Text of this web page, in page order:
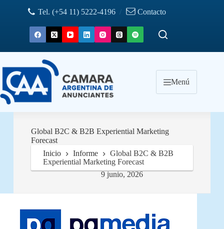
Tel. (+54 11) 5222-4196 / Contacto
Menú
Global B2C & B2B Experiential Marketing
Forecast
9 junio, 2026
Inicio Informe
Global B2C & B2B
Experiential Marketing Forecast